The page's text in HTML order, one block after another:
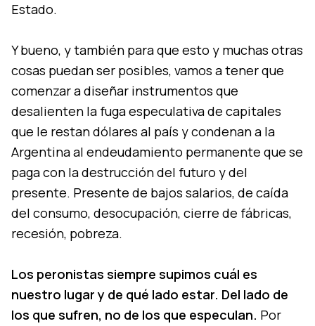
Estado.
Y bueno, y también para que esto y muchas otras
cosas puedan ser posibles, vamos a tener que
comenzar a diseñar instrumentos que
desalienten la fuga especulativa de capitales
que le restan dólares al país y condenan a la
Argentina al endeudamiento permanente que se
paga con la destrucción del futuro y del
presente. Presente de bajos salarios, de caída
del consumo, desocupación, cierre de fábricas,
recesión, pobreza.
Los peronistas siempre supimos cuál es
nuestro lugar y de qué lado estar. Del lado de
los que sufren, no de los que especulan. Por